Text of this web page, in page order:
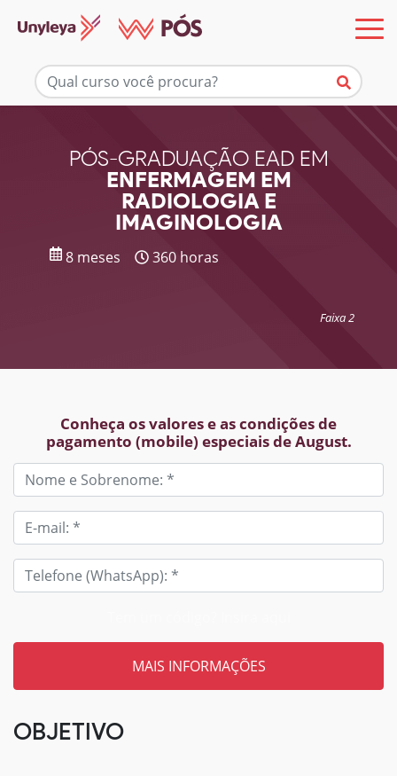
PÓS-GRADUAÇÃO EAD EM
ENFERMAGEM EM
RADIOLOGIA E
IMAGINOLOGIA
8 meses 360 horas
Faixa 2
Conheça os valores e as condições de
pagamento (mobile) especiais de August.
Mais informações
OBJETIVO